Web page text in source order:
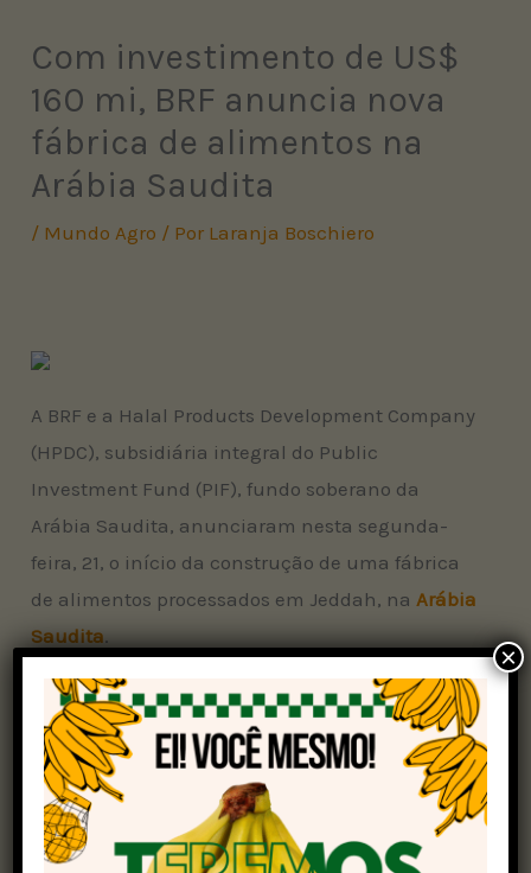
Com investimento de US$
160 mi, BRF anuncia nova
fábrica de alimentos na
Arábia Saudita
/ Mundo Agro / Por Laranja Boschiero
A BRF e a Halal Products Development Company
(HPDC), subsidiária integral do Public
Investment Fund (PIF), fundo soberano da
Arábia Saudita, anunciaram nesta segunda-
feira, 21, o início da construção de uma fábrica
de alimentos processados em Jeddah, na Arábia
Saudita.
O investimento tem o valor aproximado de US$
160 milhões, e é realizado por meio da joint
venture, a BRF Arabia Holding Company.
A nova fábrica, que terá capacidade de
produção de cerca de 40 mil toneladas por ano,
×